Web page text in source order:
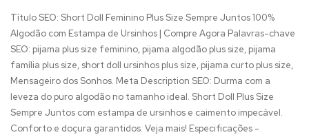
Título SEO: Short Doll Feminino Plus Size Sempre Juntos 100%
Algodão com Estampa de Ursinhos | Compre Agora Palavras-chave
SEO: pijama plus size feminino, pijama algodão plus size, pijama
família plus size, short doll ursinhos plus size, pijama curto plus size,
Mensageiro dos Sonhos. Meta Description SEO: Durma com a
leveza do puro algodão no tamanho ideal. Short Doll Plus Size
Sempre Juntos com estampa de ursinhos e caimento impecável.
Conforto e doçura garantidos. Veja mais! Especificações -